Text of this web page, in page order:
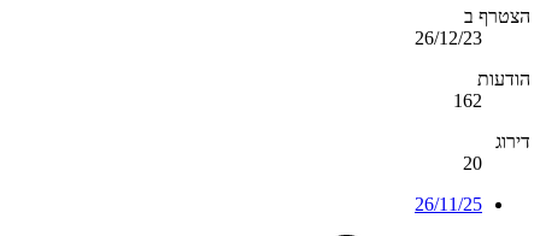
הצטרף ב
26/12/23
הודעות
162
דירוג
20
26/11/25